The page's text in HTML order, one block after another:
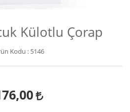
Külotlu Çorap
Kodu : 5146